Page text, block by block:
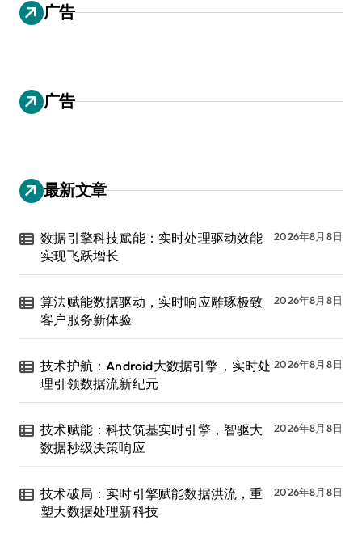
广告
广告
最新文章
数据引擎科技赋能：实时处理驱动效能
实现飞跃增长
2026年8月8日
算法赋能数据驱动，实时响应雕琢极致
客户服务新体验
2026年8月8日
技术护航：Android大数据引擎，实时处
理引领数据流新纪元
2026年8月8日
技术赋能：科技筑基实时引擎，智驱大
数据秒级决策响应
2026年8月8日
技术破局：实时引擎赋能数据洪流，重
塑大数据处理新科技
2026年8月8日